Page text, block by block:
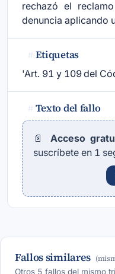
rechazó el
denuncia aplicando
# Etiquetas
'Art. 91 y 109 del
# Texto del fallo
📄 Acceso
suscríbete en 1
Fallos similares
Otros 5 fallos del mismo